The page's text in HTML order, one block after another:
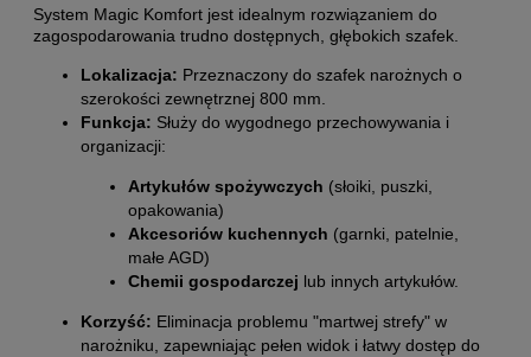
System Magic Komfort jest idealnym rozwiązaniem do
zagospodarowania trudno dostępnych, głębokich szafek.
Lokalizacja: Przeznaczony do szafek narożnych o
szerokości zewnętrznej 800 mm.
Funkcja: Służy do wygodnego przechowywania i
organizacji:
Artykułów spożywczych (słoiki, puszki,
opakowania)
Akcesoriów kuchennych (garnki, patelnie,
małe AGD)
Chemii gospodarczej lub innych artykułów.
Korzyść: Eliminacja problemu "martwej strefy" w
narożniku, zapewniając pełen widok i łatwy dostęp do